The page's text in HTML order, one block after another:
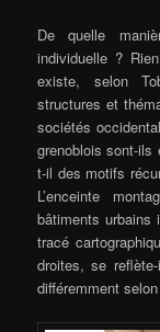
De quelle
individuelle ?
existe, selon
structures et
sociétés
grenoblois sont-ils
t-il des motifs
L’enceinte
bâtiments urbains
tracé
droites, se
différemment